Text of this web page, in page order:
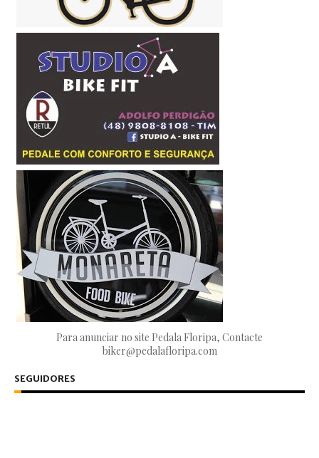
Para anunciar no site Pedala Floripa, Contacte
biker@pedalafloripa.com
SEGUIDORES